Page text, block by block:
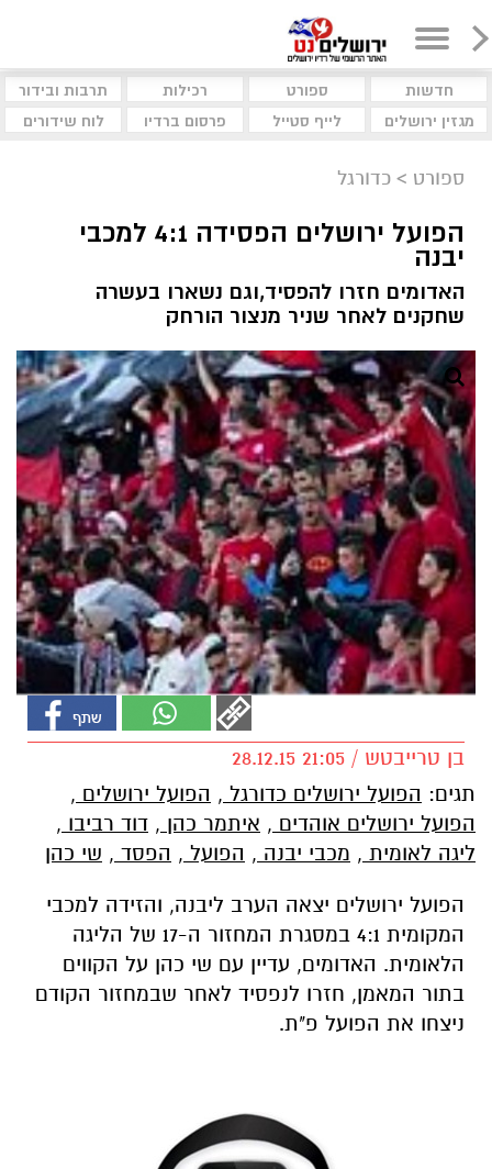
חדשות ספורט רכילות
תרבות ובידור
מגזין ירושלים
לייף סטייל פרסום ברדיו לוח שידורים
ספורט > כדורגל
הפועל ירושלים הפסידה 4:1 למכבי
יבנה
האדומים חזרו להפסיד,וגם נשארו בעשרה
שחקנים לאחר שניר מנצור הורחק
בן טרייבטש / 21:05 28.12.15
תגים: הפועל ירושלים כדורגל , הפועל ירושלים ,
הפועל ירושלים אוהדים , איתמר כהן , דוד רביבו ,
ליגה לאומית , מכבי יבנה , הפועל , הפסד , שי כהן
הפועל ירושלים יצאה הערב ליבנה, והזידה למכבי
המקומית 4:1 במסגרת המחזור ה-17 של הליגה
הלאומית. האדומים, עדיין עם שי כהן על הקווים
בתור המאמן, חזרו לנפסיד לאחר שבמחזור הקודם
ניצחו את הפועל פ"ת.